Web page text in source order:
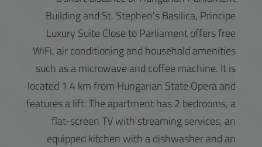
Building and St. Stephen's Basilica, Principe
Luxury Suite Close to Parliament offers free
WiFi, air conditioning and household amenities
such as a microwave and coffee machine. It is
located 1.4 km from Hungarian State Opera and
features a lift. The apartment has 2 bedrooms, a
flat-screen TV with streaming services, an
equipped kitchen with a dishwasher and an